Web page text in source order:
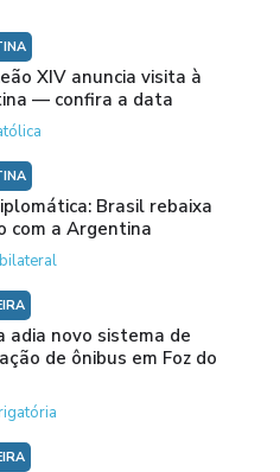
XIV anuncia visita à
— confira a data
Brasil rebaixa
com a Argentina
adia novo sistema de
de ônibus em Foz do